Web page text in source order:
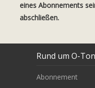
eines Abonnements
abschließen.
Rund um O-Ton
Abonnement